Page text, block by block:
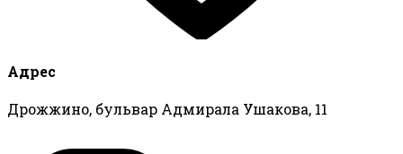
Адрес
Дрожжино, бульвар Адмирала Ушакова, 11